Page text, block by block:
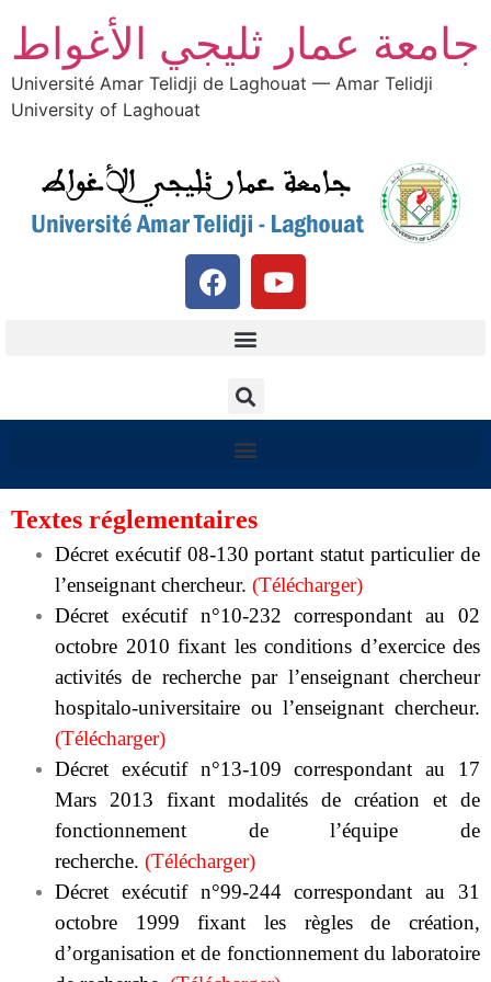
جامعة عمار ثليجي الأغواط
Université Amar Telidji de Laghouat — Amar Telidji
University of Laghouat
Textes réglementaires
Décret exécutif 08-130 portant statut particulier de
l’enseignant chercheur. (Télécharger)
Décret exécutif n°10-232 correspondant au 02
octobre 2010 fixant les conditions d’exercice des
activités de recherche par l’enseignant chercheur
hospitalo-universitaire ou l’enseignant chercheur.
(Télécharger)
Décret exécutif n°13-109 correspondant au 17
Mars 2013 fixant modalités de création et de
fonctionnement de l’équipe de
recherche. (Télécharger)
Décret exécutif n°99-244 correspondant au 31
octobre 1999 fixant les règles de création,
d’organisation et de fonctionnement du laboratoire